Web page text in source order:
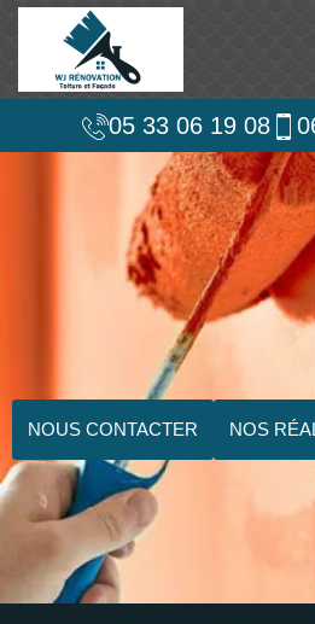
05 33 06 19 08
NOUS CONTACTER NOS